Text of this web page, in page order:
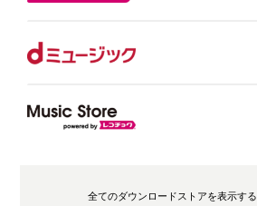
全てのダウンロードストアを表示する